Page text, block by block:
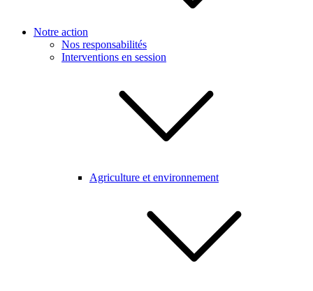
Notre action
Nos responsabilités
Interventions en session
Agriculture et environnement